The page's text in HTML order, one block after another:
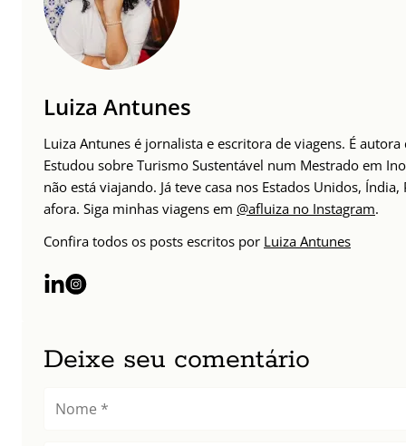
Luiza Antunes
Luiza Antunes é jornalista e escritora de viagens. É
Estudou sobre Turismo Sustentável num Mestrado em
não está viajando. Já teve casa nos Estados Unidos,
afora. Siga minhas viagens em @afluiza no Instagram.
Confira todos os posts escritos por Luiza Antunes
Deixe seu comentário